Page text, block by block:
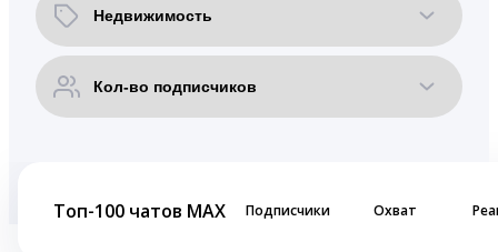
Топ-100 чатов MAX Подписчики Охват